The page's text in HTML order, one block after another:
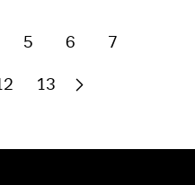
5 6 7
13